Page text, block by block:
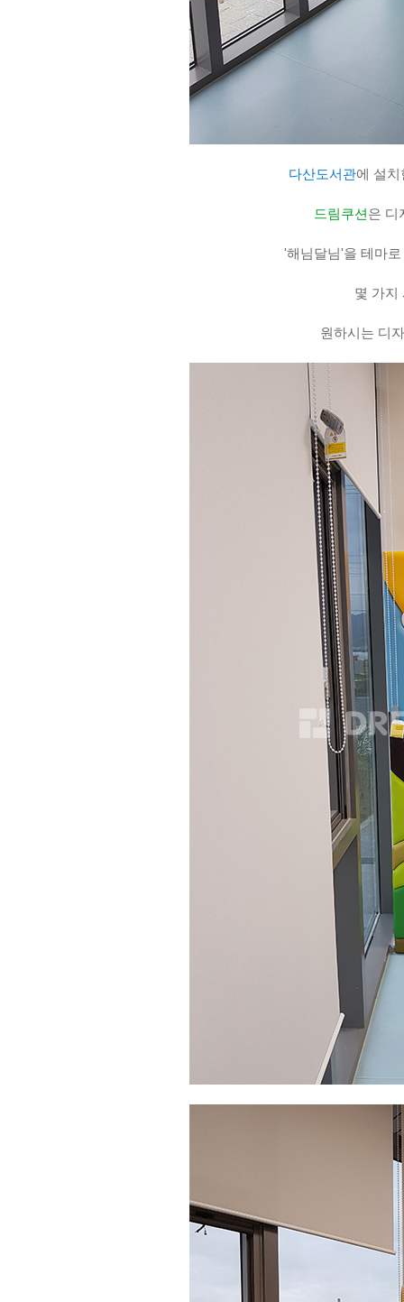
다산도서관에 설
드림쿠션 은 디
'해님달님'을 테마로
몇 가지
원하시는 디